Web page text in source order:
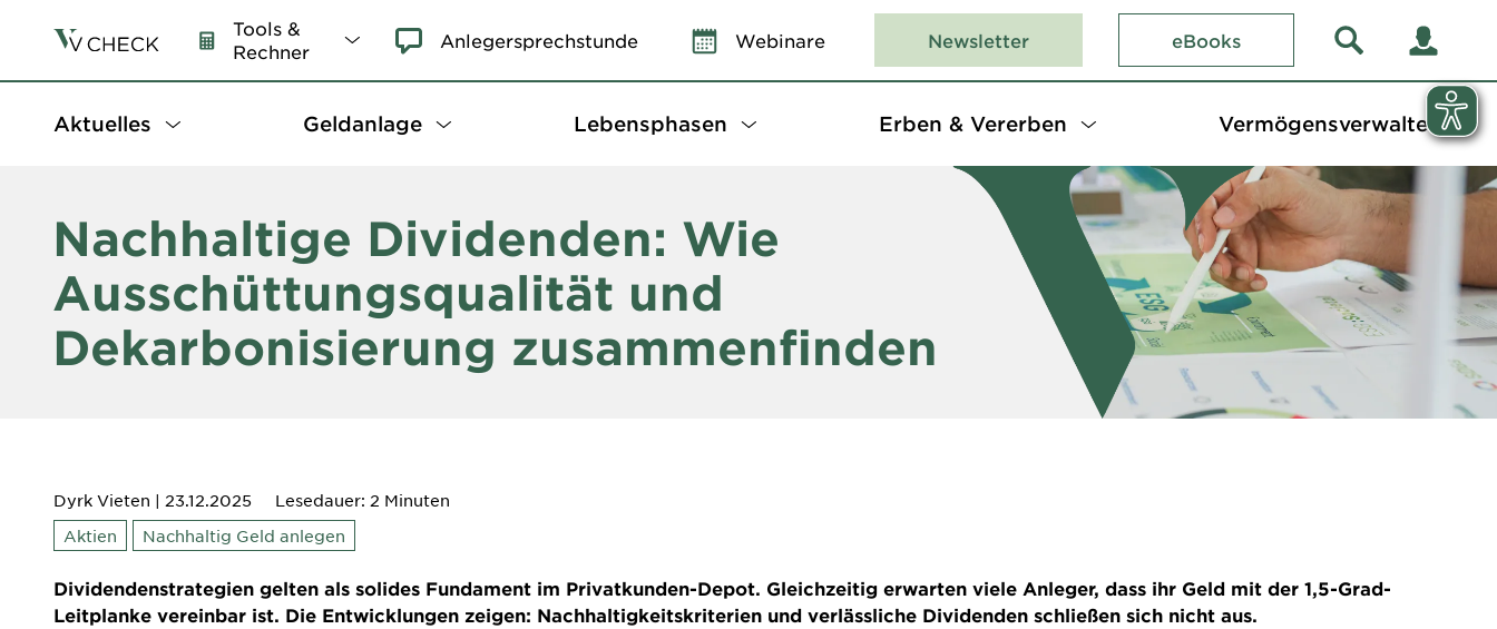
Tools &
Rechner
Anlegersprechstunde Webinare Newsletter eBooks
Aktuelles Geldanlage Lebensphasen Erben & Vererben Vermögensverwalter
Nachhaltige Dividenden: Wie
Ausschüttungsqualität und
Dekarbonisierung zusammenfinden
Dyrk Vieten | 23.12.2025
Lesedauer: 2 Minuten
Aktien
Nachhaltig Geld anlegen
Dividendenstrategien gelten als solides Fundament im Privatkunden-Depot. Gleichzeitig erwarten viele Anleger, dass ihr Geld mit der 1,5-Grad-
Leitplanke vereinbar ist. Die Entwicklungen zeigen: Nachhaltigkeitskriterien und verlässliche Dividenden schließen sich nicht aus.